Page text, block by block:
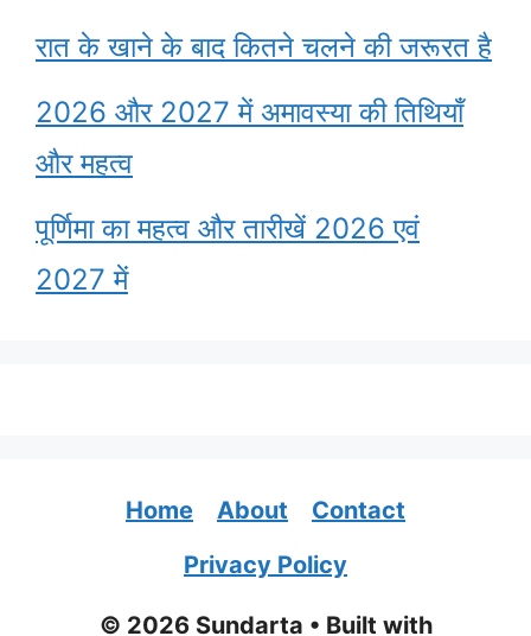
रात के खाने के बाद कितने चलने की जरूरत है
2026 और 2027 में अमावस्या की तिथियाँ
और महत्व
पूर्णिमा का महत्व और तारीखें 2026 एवं
2027 में
Home About
Contact
Privacy Policy
© 2026 Sundarta • Built with